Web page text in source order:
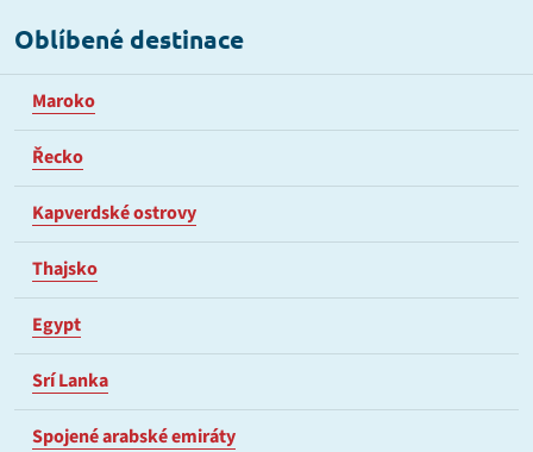
Oblíbené destinace
Maroko
Řecko
Kapverdské ostrovy
Thajsko
Egypt
Srí Lanka
Spojené arabské emiráty